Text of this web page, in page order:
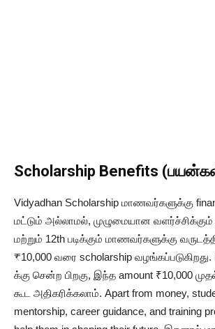
Scholarship Benefits
Vidyadhan Scholarship மாணவர்களுக்கு
மட்டும் அல்லாமல், முழுமையான வளர்ச்சிக்கும்
மற்றும் 12th படிக்கும் மாணவர்களுக்கு
₹10,000 வரை scholarship வழங்கப்படுகிறது.
க்கு சென்ற பிறகு, இந்த amount ₹10,000
கூட அதிகரிக்கலாம். Apart from money,
mentorship, career guidance, and training